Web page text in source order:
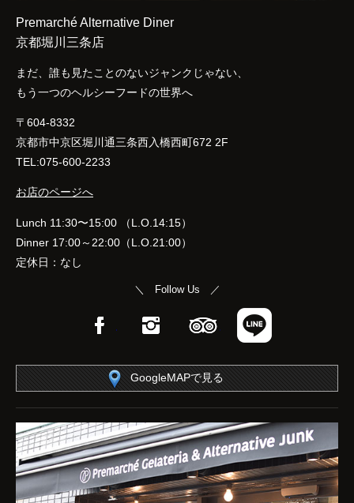
Premarché Alternative Diner
京都堀川三条店
まだ、誰も見たことのないジャンクじゃない、
もう一つのヘルシーフードの世界へ
〒604-8332
京都市中京区堀川通三条西入橋西町672 2F
TEL:075-600-2233
お店のページへ
Lunch 11:30〜15:00 （L.O.14:15）
Dinner 17:00～22:00（L.O.21:00）
定休日：なし
＼ Follow Us ／
FacebookInstagramTripAdvisor
GoogleMAPで見る